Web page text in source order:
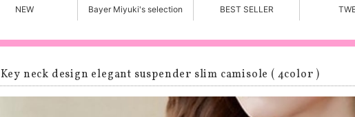
NEW Bayer Miyuki's selection BEST SELLER
Key neck design elegant suspender slim camisole ( 4color )